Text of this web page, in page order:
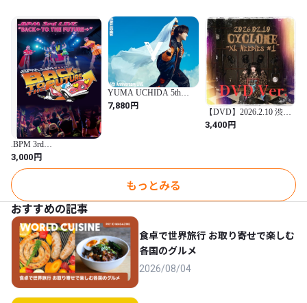
.BPM 3rd
LIVE「BACK←TO THE
FUTURE→」 LIVE DVD
3,000円
YUMA UCHIDA 5th
Anniversary LIVE 「Y」
[Blu-ray]
7,880円
【DVD】2026.2.10 渋谷
CYCLONE ”XL Needles
#1”
3,400円
もっとみる
おすすめの記事
食卓で世界旅行 お取り寄せで楽しむ
各国のグルメ
2026/08/04